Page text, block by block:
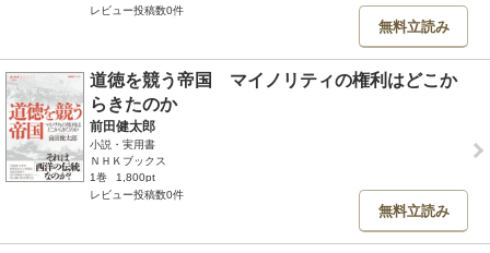
レビュー投稿数0件
無料立読み
道徳を競う帝国 マイノリティの権利はどこか
らきたのか
前田健太郎
小説・実用書
ＮＨＫブックス
1巻
1,800pt
レビュー投稿数0件
無料立読み